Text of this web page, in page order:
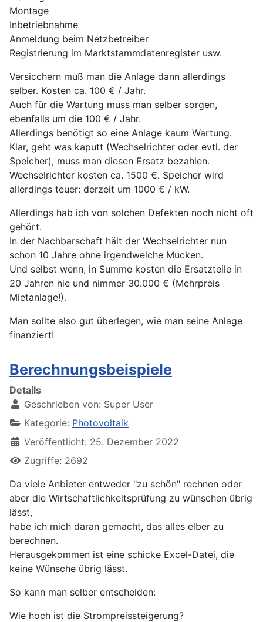
Montage
Inbetriebnahme
Anmeldung beim Netzbetreiber
Registrierung im Marktstammdatenregister usw.
Versicchern muß man die Anlage dann allerdings
selber. Kosten ca. 100 € / Jahr.
Auch für die Wartung muss man selber sorgen,
ebenfalls um die 100 € / Jahr.
Allerdings benötigt so eine Anlage kaum Wartung.
Klar, geht was kaputt (Wechselrichter oder evtl. der
Speicher), muss man diesen Ersatz bezahlen.
Wechselrichter kosten ca. 1500 €. Speicher wird
allerdings teuer: derzeit um 1000 € / kW.
Allerdings hab ich von solchen Defekten noch nicht oft
gehört.
In der Nachbarschaft hält der Wechselrichter nun
schon 10 Jahre ohne irgendwelche Mucken.
Und selbst wenn, in Summe kosten die Ersatzteile in
20 Jahren nie und nimmer 30.000 € (Mehrpreis
Mietanlage!).
Man sollte also gut überlegen, wie man seine Anlage
finanziert!
Berechnungsbeispiele
Details
Geschrieben von: Super User
Kategorie: Photovoltaik
Veröffentlicht: 25. Dezember 2022
Zugriffe: 2692
Da viele Anbieter entweder "zu schön" rechnen oder
aber die Wirtschaftlichkeitsprüfung zu wünschen übrig
lässt,
habe ich mich daran gemacht, das alles elber zu
berechnen.
Herausgekommen ist eine schicke Excel-Datei, die
keine Wünsche übrig lässt.
So kann man selber entscheiden:
Wie hoch ist die Strompreissteigerung?